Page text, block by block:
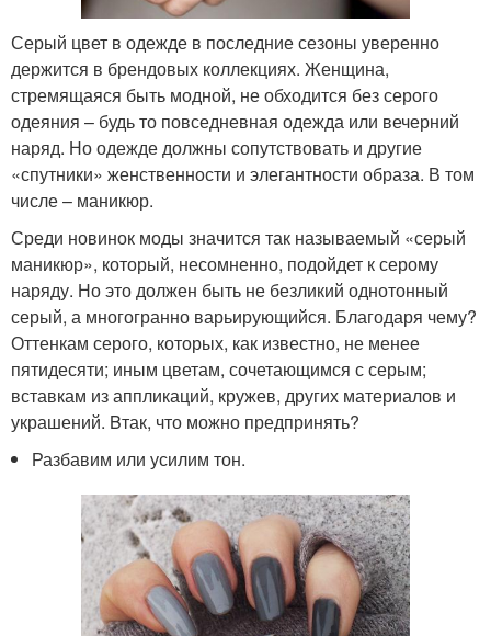
Серый цвет в одежде в последние сезоны уверенно
держится в брендовых коллекциях. Женщина,
стремящаяся быть модной, не обходится без серого
одеяния – будь то повседневная одежда или вечерний
наряд. Но одежде должны сопутствовать и другие
«спутники» женственности и элегантности образа. В том
числе – маникюр.
Среди новинок моды значится так называемый «серый
маникюр», который, несомненно, подойдет к серому
наряду. Но это должен быть не безликий однотонный
серый, а многогранно варьирующийся. Благодаря чему?
Оттенкам серого, которых, как известно, не менее
пятидесяти; иным цветам, сочетающимся с серым;
вставкам из аппликаций, кружев, других материалов и
украшений. Bтак, что можно предпринять?
Разбавим или усилим тон.